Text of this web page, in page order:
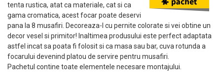
tenta rustica, atat ca materiale, cat si ca
gama cromatica, acest focar poate deservi
pana la 8 musafiri. Decoreaza-l cu pernite colorate si vei obtine un
decor vesel si primitor! Inaltimea produsului este perfect adaptata
astfel incat sa poata fi folosit si ca masa sau bar, cuva rotunda a
focarului devenind platou de servire pentru musafiri.
Pachetul contine toate elementele necesare montajului.